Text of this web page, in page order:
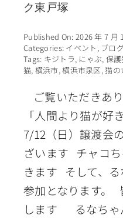
ク東戸塚
Published On: 2026 年 7 月
Categories: イベント , ブログ
Tags: キジトラ, にゃぶ, 保
猫, 横浜市,横浜市泉区,猫の
ご覧いただきあ
「人間より猫が好
7/12（日）譲渡会
ざいます チャコ
きます そして、
参加となります。
します るなち